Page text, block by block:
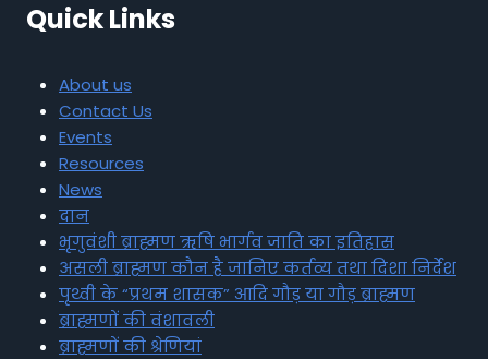
Quick Links
About us
Contact Us
Events
Resources
News
दान
भृगुवंशी ब्राह्मण ऋषि भार्गव जाति का इतिहास
असली ब्राह्मण कौन है जानिए कर्तव्य तथा दिशा निर्देश
पृथ्वी के “प्रथम शासक” आदि गौड़ या गौड़ ब्राह्मण
ब्राह्मणों की वंशावली
ब्राह्मणों की श्रेणियां